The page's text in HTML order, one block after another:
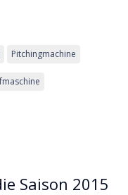
Pitchingmachine
Saison 2015